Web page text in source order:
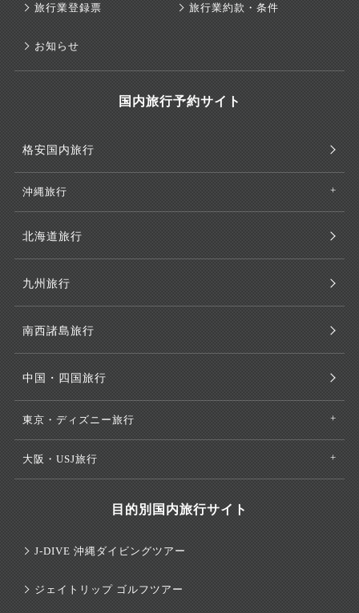
旅行業登録票 旅行業約款・条件
お知らせ
国内旅行予約サイト
格安国内旅行
沖縄旅行
北海道旅行
九州旅行
南西諸島旅行
中国・四国旅行
東京・ディズニー旅行
大阪・USJ旅行
目的別国内旅行サイト
J-DIVE 沖縄ダイビングツアー
ジェイトリップ ゴルフツアー